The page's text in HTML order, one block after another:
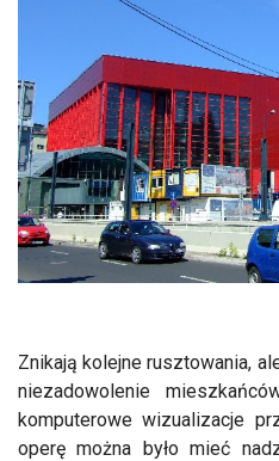
Znikają kolejne rusztowania,
niezadowolenie
komputerowe wizualizacje
operę można było mieć